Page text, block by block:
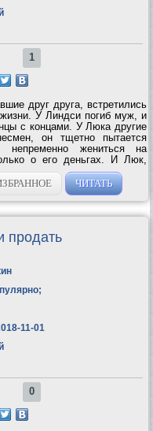
1
друг друга, встретились
У Линдси погиб муж, и
с концами. У Люка другие
он тщетно пытается
непременно жениться на
о его деньгах. И Люк,
за него...
ЧИТАТЬ
продать
;
11-01
0